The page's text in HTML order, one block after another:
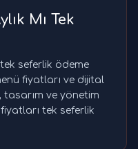
Mı Tek
seferlik ödeme
fiyatları ve dijital
tasarım ve yönetim
tek seferlik